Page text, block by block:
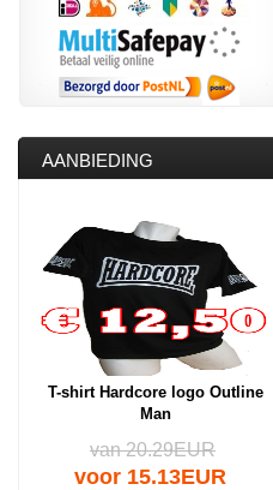
AANBIEDING
T-shirt Hardcore logo Outline
Man
van 20.29EUR
voor 15.13EUR